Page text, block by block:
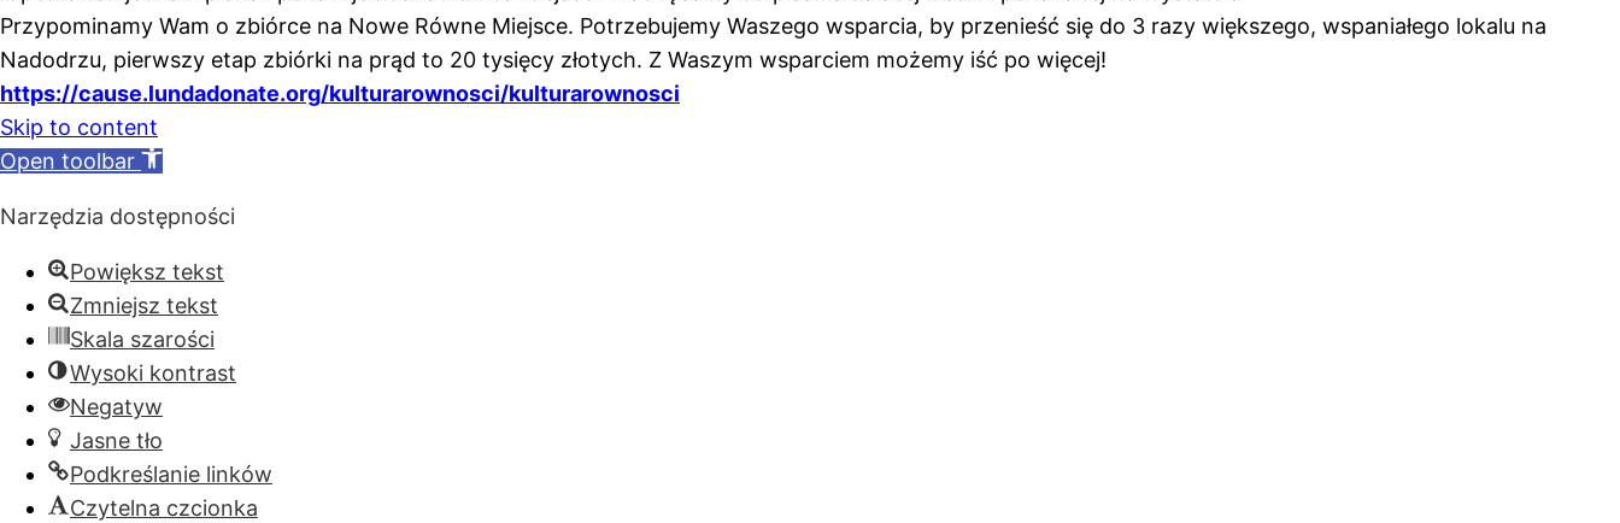
Przypominamy Wam o zbiórce na Nowe Równe Miejsce. Potrzebujemy Waszego wsparcia, by przenieść się do 3 razy większego, wspaniałego lokalu na
Nadodrzu, pierwszy etap zbiórki na prąd to 20 tysięcy złotych. Z Waszym wsparciem możemy iść po więcej!
https://cause.lundadonate.org/kulturarownosci/kulturarownosci
Skip to content
Open toolbar
Narzędzia dostępności
Powiększ tekst
Zmniejsz tekst
Skala szarości
Wysoki kontrast
Negatyw
Jasne tło
Podkreślanie linków
Czytelna czcionka